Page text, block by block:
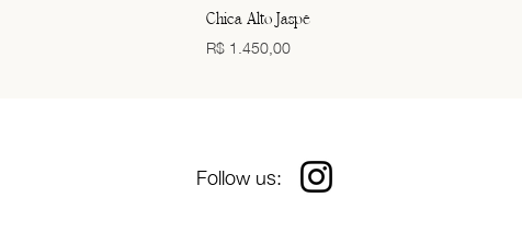
Chica Alto Jaspe
Preço
R$ 1.450,00
Follow us: